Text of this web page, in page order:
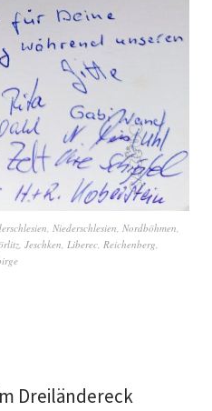
, Niederschlesien, Nordböhmen,
, Jeschken, Liberec, Reichenberg,
Dreiländereck